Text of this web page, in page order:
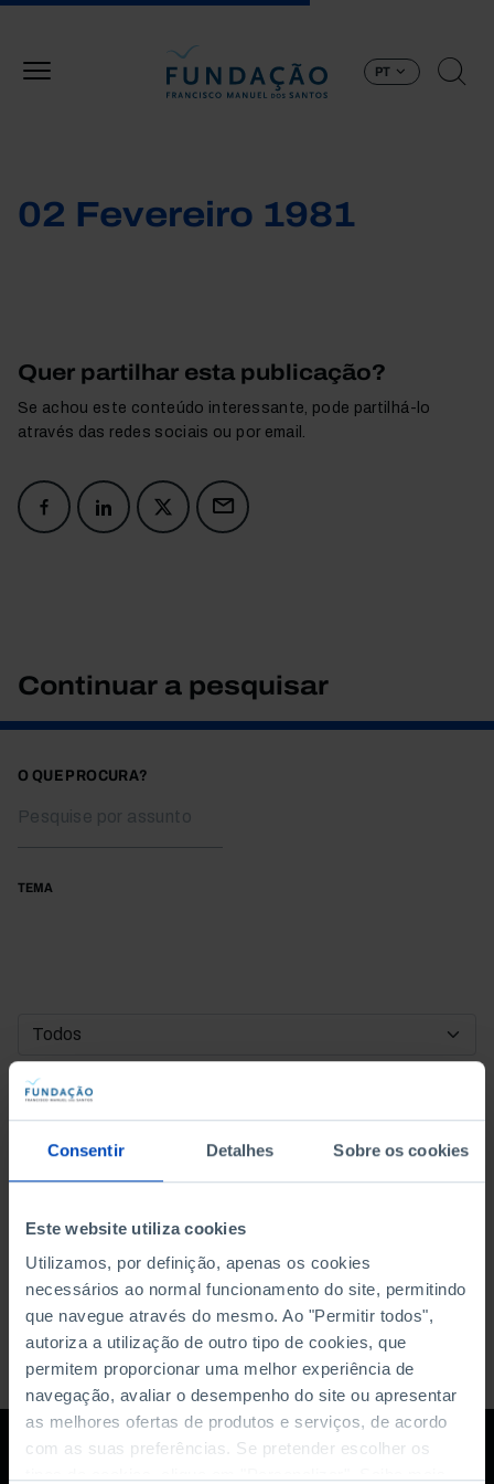
Consentir Detalhes Sobre os cookies
Este website utiliza cookies
Utilizamos, por definição, apenas os cookies
necessários ao normal funcionamento do site, permitindo
que navegue através do mesmo. Ao "Permitir todos",
autoriza a utilização de outro tipo de cookies, que
permitem proporcionar uma melhor experiência de
navegação, avaliar o desempenho do site ou apresentar
as melhores ofertas de produtos e serviços, de acordo
com as suas preferências. Se pretender escolher os
PT
02 Fevereiro 1981
Quer partilhar esta publicação?
Se achou este conteúdo interessante, pode partilhá-lo
através das redes sociais ou por email.
Continuar a pesquisar
O QUE PROCURA?
TEMA
DATA DE INÍCIO
DATA DE FIM